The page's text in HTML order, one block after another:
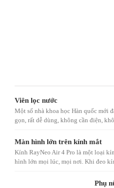
Viên lọc nước
Một số nhà khoa học Hàn quốc mới
gọn, rất dễ dùng, không cần điện,
Màn hình lớn trên kính mắt
Kính RayNeo Air 4 Pro là một loại
hình lớn mọi lúc, mọi nơi. Khi đeo
Phụ